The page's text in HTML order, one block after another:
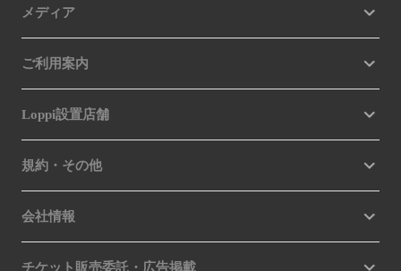
メディア
ご利用案内
Loppi設置店舗
規約・その他
会社情報
チケット販売委託・広告掲載